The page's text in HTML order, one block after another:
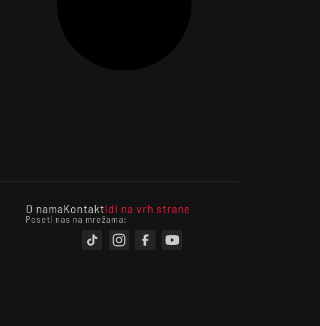
O namaKontaktIdi na vrh strane
Poseti nas na mrežama: